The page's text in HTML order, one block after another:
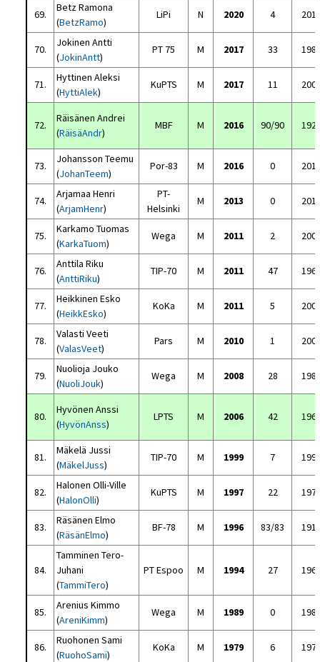
69.
Betz Ramona
(BetzRamo)
LiPi N 2020 4
70.
Jokinen Antti
(JokinAntt)
PT 75 M 2017 33
71.
Hyttinen Aleksi
(HyttiAlek)
KuPTS M 2017 11
72.
Räisänen Andrei
(RäisäAndr)
MBF M 2016 90/90
73.
Johansson Teemu
(JohanTeem)
Por-83 M 2016 0
74.
Arjamaa Henri
(ArjamHenr)
PT-
Helsinki
M 2013 0
75.
Karkamo Tuomas
(KarkaTuom)
Wega M 2011 2
76.
Anttila Riku
(AnttiRiku)
TIP-70 M 2011 47
77.
Heikkinen Esko
(HeikkEsko)
KoKa M 2011 5
78.
Valasti Veeti
(ValasVeet)
Pars M 2010 1
79.
Nuolioja Jouko
(NuoliJouk)
Wega M 2008 28
80.
Hyvönen Anssi
(HyvönAnss)
LPTS M 2006 42
81.
Mäkelä Jussi
(MäkelJuss)
TIP-70 M 1999 7
82.
Halonen Olli-Ville
(HalonOlli)
KuPTS M 1997 22
83.
Räsänen Elmo
(RäsänElmo)
BF-78 M 1996 83/83
84.
Tamminen Tero-
Juhani
(TammiTero)
PT Espoo M 1994 27
85.
Arenius Kimmo
(AreniKimm)
Wega M 1989 0
86.
Ruohonen Sami
(RuohoSami)
KoKa M 1979 6